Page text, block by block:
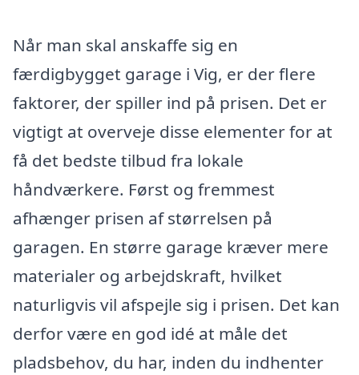
Når man skal anskaffe sig en
færdigbygget garage i Vig, er der flere
faktorer, der spiller ind på prisen. Det er
vigtigt at overveje disse elementer for at
få det bedste tilbud fra lokale
håndværkere. Først og fremmest
afhænger prisen af størrelsen på
garagen. En større garage kræver mere
materialer og arbejdskraft, hvilket
naturligvis vil afspejle sig i prisen. Det kan
derfor være en god idé at måle det
pladsbehov, du har, inden du indhenter